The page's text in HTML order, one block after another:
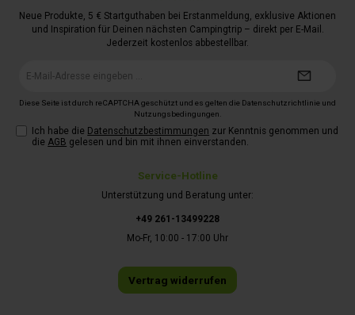
Service-Hotline
Unterstützung und Beratung unter:
+49 261-13499228
Mo-Fr, 10:00 - 17:00 Uhr
Vertrag widerrufen
Neue Produkte, 5 € Startguthaben bei Erstanmeldung, exklusive Aktionen
und Inspiration für Deinen nächsten Campingtrip – direkt per E-Mail.
Jederzeit kostenlos abbestellbar.
Diese Seite ist durch reCAPTCHA geschützt und es gelten die Datenschutzrichtlinie und
Nutzungsbedingungen.
Ich habe die Datenschutzbestimmungen zur Kenntnis genommen und
die AGB gelesen und bin mit ihnen einverstanden.